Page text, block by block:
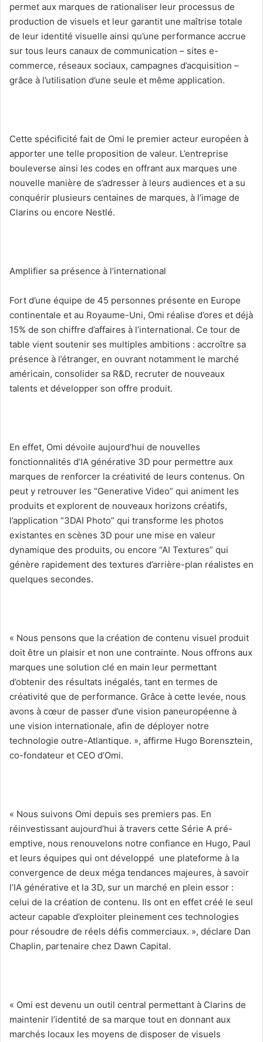
permet aux marques de rationaliser leur processus de
production de visuels et leur garantit une maîtrise totale
de leur identité visuelle ainsi qu’une performance accrue
sur tous leurs canaux de communication – sites e-
commerce, réseaux sociaux, campagnes d’acquisition –
grâce à l’utilisation d’une seule et même application.
Cette spécificité fait de Omi le premier acteur européen à
apporter une telle proposition de valeur. L’entreprise
bouleverse ainsi les codes en offrant aux marques une
nouvelle manière de s’adresser à leurs audiences et a su
conquérir plusieurs centaines de marques, à l’image de
Clarins ou encore Nestlé.
Amplifier sa présence à l’international
Fort d’une équipe de 45 personnes présente en Europe
continentale et au Royaume-Uni, Omi réalise d’ores et déjà
15% de son chiffre d’affaires à l’international. Ce tour de
table vient soutenir ses multiples ambitions : accroître sa
présence à l’étranger, en ouvrant notamment le marché
américain, consolider sa R&D, recruter de nouveaux
talents et développer son offre produit.
En effet, Omi dévoile aujourd’hui de nouvelles
fonctionnalités d’IA générative 3D pour permettre aux
marques de renforcer la créativité de leurs contenus. On
peut y retrouver les “Generative Video” qui animent les
produits et explorent de nouveaux horizons créatifs,
l’application “3DAI Photo” qui transforme les photos
existantes en scènes 3D pour une mise en valeur
dynamique des produits, ou encore “AI Textures” qui
génère rapidement des textures d’arrière-plan réalistes en
quelques secondes.
« Nous pensons que la création de contenu visuel produit
doit être un plaisir et non une contrainte. Nous offrons aux
marques une solution clé en main leur permettant
d’obtenir des résultats inégalés, tant en termes de
créativité que de performance. Grâce à cette levée, nous
avons à cœur de passer d’une vision paneuropéenne à
une vision internationale, afin de déployer notre
technologie outre-Atlantique. », affirme Hugo Borensztein,
co-fondateur et CEO d’Omi.
« Nous suivons Omi depuis ses premiers pas. En
réinvestissant aujourd’hui à travers cette Série A pré-
emptive, nous renouvelons notre confiance en Hugo, Paul
et leurs équipes qui ont développé une plateforme à la
convergence de deux méga tendances majeures, à savoir
l’IA générative et la 3D, sur un marché en plein essor :
celui de la création de contenu. Ils ont en effet créé le seul
acteur capable d’exploiter pleinement ces technologies
pour résoudre de réels défis commerciaux. », déclare Dan
Chaplin, partenaire chez Dawn Capital.
« Omi est devenu un outil central permettant à Clarins de
maintenir l’identité de sa marque tout en donnant aux
marchés locaux les moyens de disposer de visuels